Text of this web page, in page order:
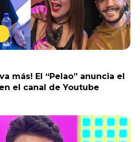
más! El “Pelao” anuncia el
el canal de Youtube